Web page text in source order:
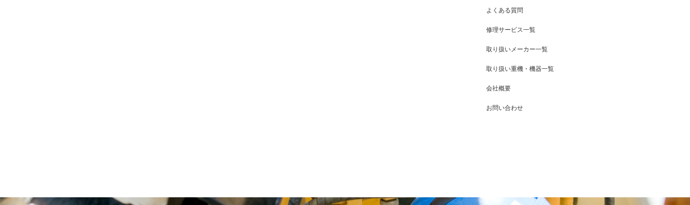
よくある質問
修理サービス一覧
取り扱いメーカー一覧
取り扱い重機・機器一覧
会社概要
お問い合わせ